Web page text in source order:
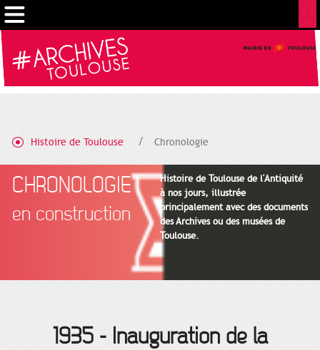
Histoire de Toulouse Chronologie
CHRONOLOGIE
en construction
Histoire de Toulouse de l'Antiquité
à nos jours, illustrée
principalement avec des documents
des Archives ou des musées de
Toulouse.
1935- Inauguration de la
Gestion de vos préférences sur les cookies